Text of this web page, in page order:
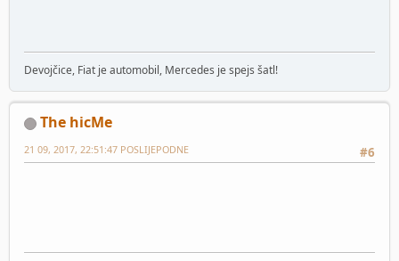
Devojčice, Fiat je automobil, Mercedes je spejs šatl!
The hicMe
#6
21 09, 2017, 22:51:47 POSLIJEPODNE